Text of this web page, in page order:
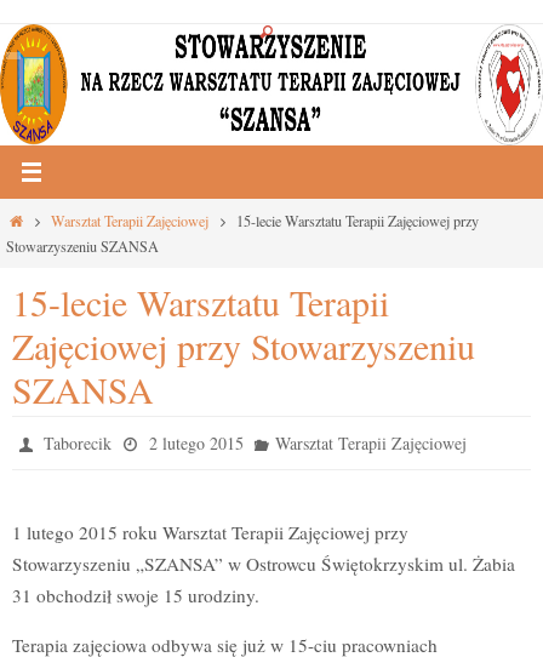
Przejdź
do
treści
Strona
główna
Warsztat Terapii Zajęciowej
15-lecie Warsztatu Terapii Zajęciowej przy
Stowarzyszeniu SZANSA
15-lecie Warsztatu Terapii
Zajęciowej przy Stowarzyszeniu
SZANSA
Taborecik 2 lutego 2015 Warsztat Terapii Zajęciowej
1 lutego 2015 roku Warsztat Terapii Zajęciowej przy
Stowarzyszeniu „SZANSA” w Ostrowcu Świętokrzyskim ul. Żabia
31 obchodził swoje 15 urodziny.
Terapia zajęciowa odbywa się już w 15-ciu pracowniach